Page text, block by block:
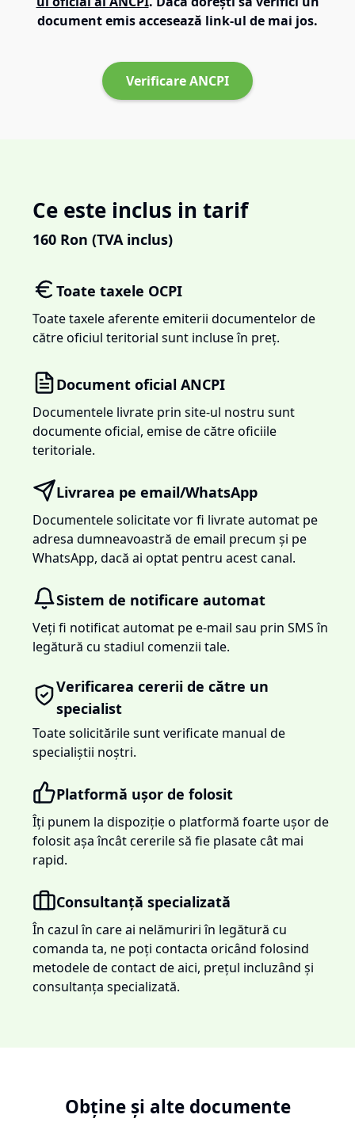
document emis accesează link-ul de mai jos.
Verificare ANCPI
Ce este inclus in tarif
160 Ron (TVA inclus)
Toate taxele OCPI
Toate taxele aferente emiterii documentelor de
către oficiul teritorial sunt incluse în preț.
Document oficial ANCPI
Documentele livrate prin site-ul nostru sunt
documente oficial, emise de către oficiile
teritoriale.
Livrarea pe email/WhatsApp
Documentele solicitate vor fi livrate automat pe
adresa dumneavoastră de email precum și pe
WhatsApp, dacă ai optat pentru acest canal.
Sistem de notificare automat
Veți fi notificat automat pe e-mail sau prin SMS în
legătură cu stadiul comenzii tale.
Verificarea cererii de către un
specialist
Toate solicitările sunt verificate manual de
specialiștii noștri.
Platformă ușor de folosit
Îți punem la dispoziție o platformă foarte ușor de
folosit așa încât cererile să fie plasate cât mai
rapid.
Consultanță specializată
În cazul în care ai nelămuriri în legătură cu
comanda ta, ne poți contacta oricând folosind
metodele de contact de aici, prețul incluzând și
consultanța specializată.
Obține și alte documente